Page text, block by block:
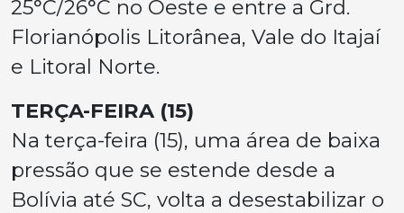
25°C/26°C no Oeste e entre a Grd.
Florianópolis Litorânea, Vale do Itajaí
e Litoral Norte.
TERÇA-FEIRA (15)
Na terça-feira (15), uma área de baixa
pressão que se estende desde a
Bolívia até SC, volta a desestabilizar o